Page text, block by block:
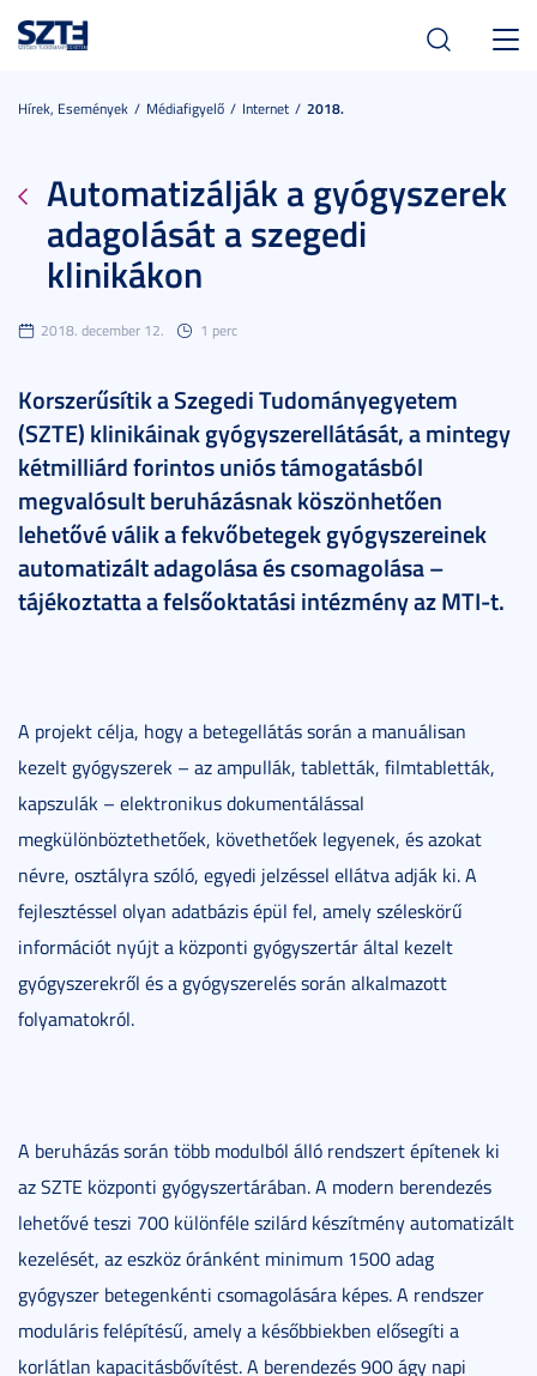
Hírek, Események Médiafigyelő Internet 2018.
Automatizálják a gyógyszerek
adagolását a szegedi
klinikákon
2018. december 12. 1 perc
Korszerűsítik a Szegedi Tudományegyetem
(SZTE) klinikáinak gyógyszerellátását, a mintegy
kétmilliárd forintos uniós támogatásból
megvalósult beruházásnak köszönhetően
lehetővé válik a fekvőbetegek gyógyszereinek
automatizált adagolása és csomagolása –
tájékoztatta a felsőoktatási intézmény az MTI-t.
A projekt célja, hogy a betegellátás során a manuálisan
kezelt gyógyszerek – az ampullák, tabletták, filmtabletták,
kapszulák – elektronikus dokumentálással
megkülönböztethetőek, követhetőek legyenek, és azokat
névre, osztályra szóló, egyedi jelzéssel ellátva adják ki. A
fejlesztéssel olyan adatbázis épül fel, amely széleskörű
információt nyújt a központi gyógyszertár által kezelt
gyógyszerekről és a gyógyszerelés során alkalmazott
folyamatokról.
A beruházás során több modulból álló rendszert építenek ki
az SZTE központi gyógyszertárában. A modern berendezés
lehetővé teszi 700 különféle szilárd készítmény automatizált
kezelését, az eszköz óránként minimum 1500 adag
gyógyszer betegenkénti csomagolására képes. A rendszer
moduláris felépítésű, amely a későbbiekben elősegíti a
korlátlan kapacitásbővítést. A berendezés 900 ágy napi